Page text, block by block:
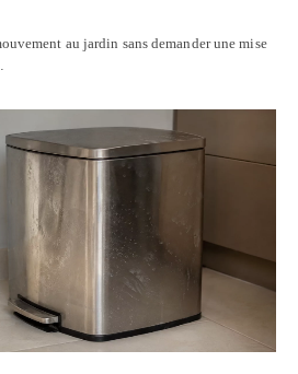
au jardin sans demander une mise